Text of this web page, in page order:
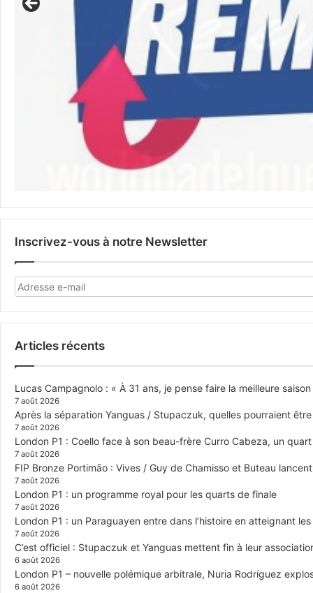
Inscrivez-vous à notre Newsletter
Articles récents
Lucas Campagnolo : « À 31 ans, je pense faire la meilleure
7 août 2026
Après la séparation Yanguas / Stupaczuk, quelles pourraient
7 août 2026
London P1 : Coello face à son beau-frère Curro Cabeza, un
7 août 2026
FIP Bronze Portimão : Vives / Guy de Chamisso et Buteau
7 août 2026
London P1 : un programme royal pour les quarts de finale
7 août 2026
London P1 : un Paraguayen entre dans l’histoire en atteignant
7 août 2026
C’est officiel : Stupaczuk et Yanguas mettent fin à leur
6 août 2026
London P1 – nouvelle polémique arbitrale, Nuria Rodríguez
6 août 2026